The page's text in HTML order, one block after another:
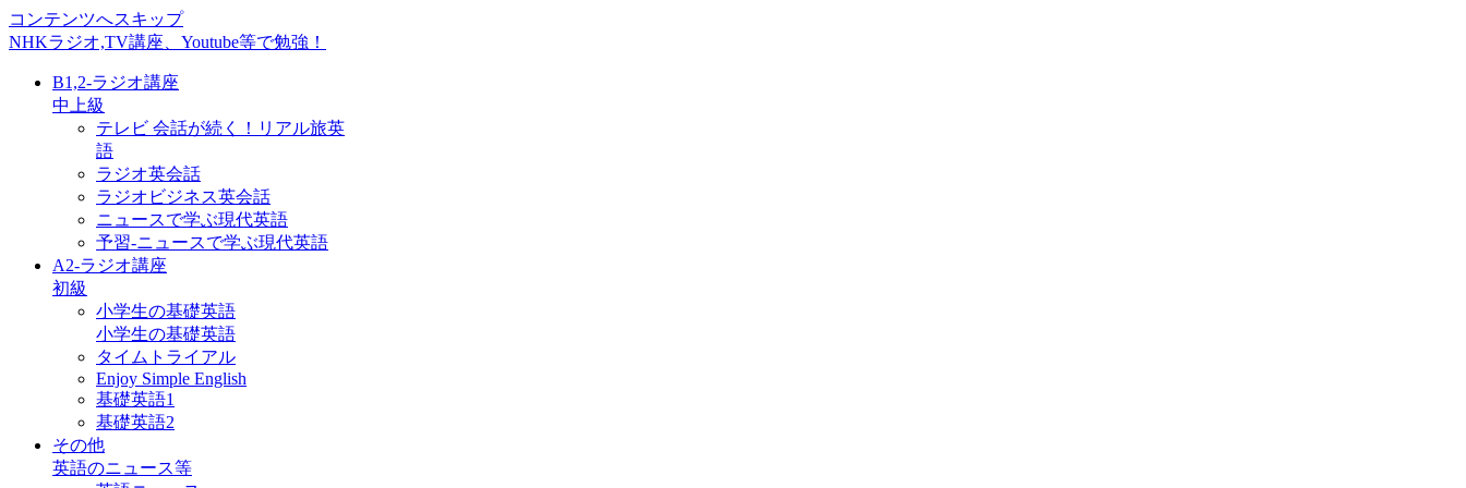
コンテンツへスキップ
NHKラジオ,TV講座、Youtube等で勉強！
B1,2-ラジオ講座
中上級
テレビ 会話が続く！リアル旅英
語
ラジオ英会話
ラジオビジネス英会話
ニュースで学ぶ現代英語
予習-ニュースで学ぶ現代英語
A2-ラジオ講座
初級
小学生の基礎英語
小学生の基礎英語
タイムトライアル
Enjoy Simple English
基礎英語1
基礎英語2
その他
英語のニュース等